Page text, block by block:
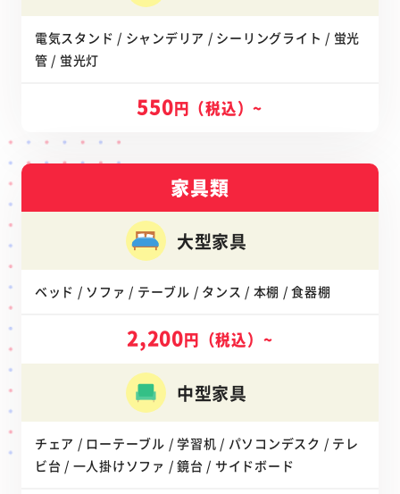
電気スタンド / シャンデリア / シーリングライト / 蛍光
管 / 蛍光灯
550円（税込）~
家具類
大型家具
ベッド / ソファ / テーブル / タンス / 本棚 / 食器棚
2,200円（税込）~
中型家具
チェア / ローテーブル / 学習机 / パソコンデスク / テレ
ビ台 / 一人掛けソファ / 鏡台 / サイドボード